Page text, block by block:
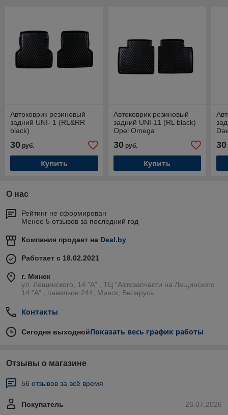
Автоковрик резиновый
задний UNI- 1 (RL&RR
black)
30 руб.
Купить
Автоковрик резиновый
задний UNI-11 (RL black)
Opel Omega
30руб.
Купить
30
О нас
Рейтинг не сформирован
Менее 5 отзывов за последний год
Компания продает на Deal.by
Работает с 18.02.2021
г. Минск
ул. Лещинского, 14 "А" , ТЦ "Автозапчасти на Лещинcкого
14 "A" , павильон 244, Минск, Беларусь
Контакты
Сегодня выходнойПоказать весь график работы
Отзывы о магазине
56 отзывов за всё время
26.07.2026
Покупатель